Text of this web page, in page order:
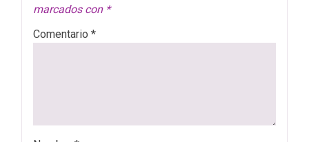
marcados con *
Comentario *